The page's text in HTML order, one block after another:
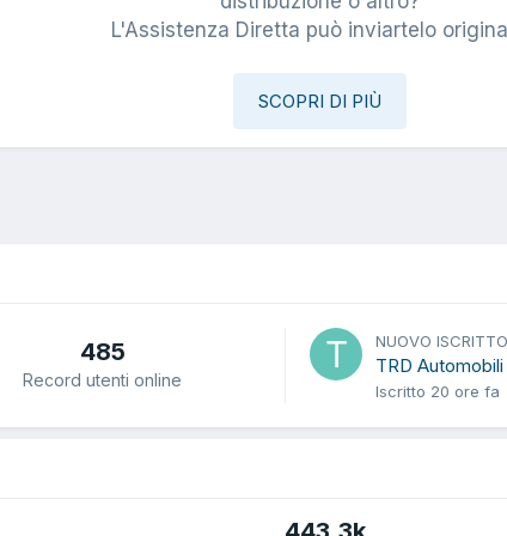
L'Assistenza Diretta può inviartelo
SCOPRI DI PIÙ
485
Record utenti online
NUOVO ISCRITTO
TRD Automobili
Iscritto 20 ore fa